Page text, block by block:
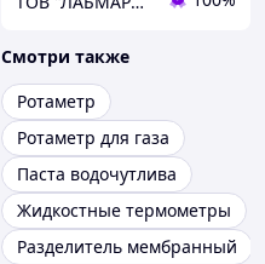
Смотри также
Ротаметр
Ротаметр для газа
Паста водочутлива
Жидкостные термометры
Разделитель мембранный